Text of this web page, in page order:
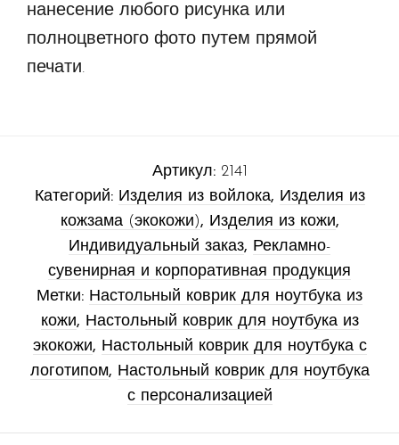
нанесение любого рисунка или
полноцветного фото путем прямой
печати.
Артикул: 2141
Категорий: Изделия из войлока, Изделия из
кожзама (экокожи), Изделия из кожи,
Индивидуальный заказ, Рекламно-
сувенирная и корпоративная продукция
Метки: Настольный коврик для ноутбука из
кожи, Настольный коврик для ноутбука из
экокожи, Настольный коврик для ноутбука с
логотипом, Настольный коврик для ноутбука
с персонализацией